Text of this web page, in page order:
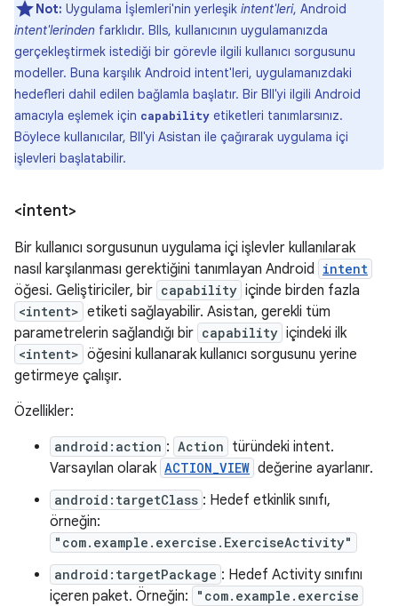
Not: Uygulama İşlemleri'nin yerleşik intent'leri, Android
intent'lerinden farklıdır. BIIs, kullanıcının uygulamanızda
gerçekleştirmek istediği bir görevle ilgili kullanıcı sorgusunu
modeller. Buna karşılık Android intent'leri, uygulamanızdaki
hedefleri dahil edilen bağlamla başlatır. Bir BII'yi ilgili Android
amacıyla eşlemek için capability etiketleri tanımlarsınız.
Böylece kullanıcılar, BII'yi Asistan ile çağırarak uygulama içi
işlevleri başlatabilir.
<intent>
Bir kullanıcı sorgusunun uygulama içi işlevler kullanılarak
nasıl karşılanması gerektiğini tanımlayan Android intent
öğesi. Geliştiriciler, bir capability içinde birden fazla
<intent> etiketi sağlayabilir. Asistan, gerekli tüm
parametrelerin sağlandığı bir capability içindeki ilk
<intent> öğesini kullanarak kullanıcı sorgusunu yerine
getirmeye çalışır.
Özellikler:
android:action : Action türündeki intent.
Varsayılan olarak ACTION_VIEW değerine ayarlanır.
android:targetClass : Hedef etkinlik sınıfı,
örneğin:
"com.example.exercise.ExerciseActivity"
android:targetPackage : Hedef Activity sınıfını
içeren paket. Örneğin:
"com.example.exercise